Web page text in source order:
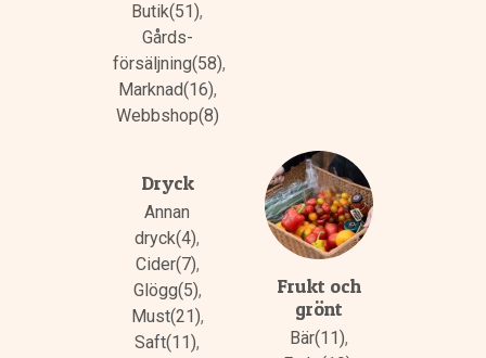
Butik(51),
Gårds­
försäljning(58),
Marknad(16),
Webbshop(8)
Dryck
Annan
dryck(4),
Cider(7),
Glögg(5),
Must(21),
Saft(11),
Frukt och
grönt
Bär(11),